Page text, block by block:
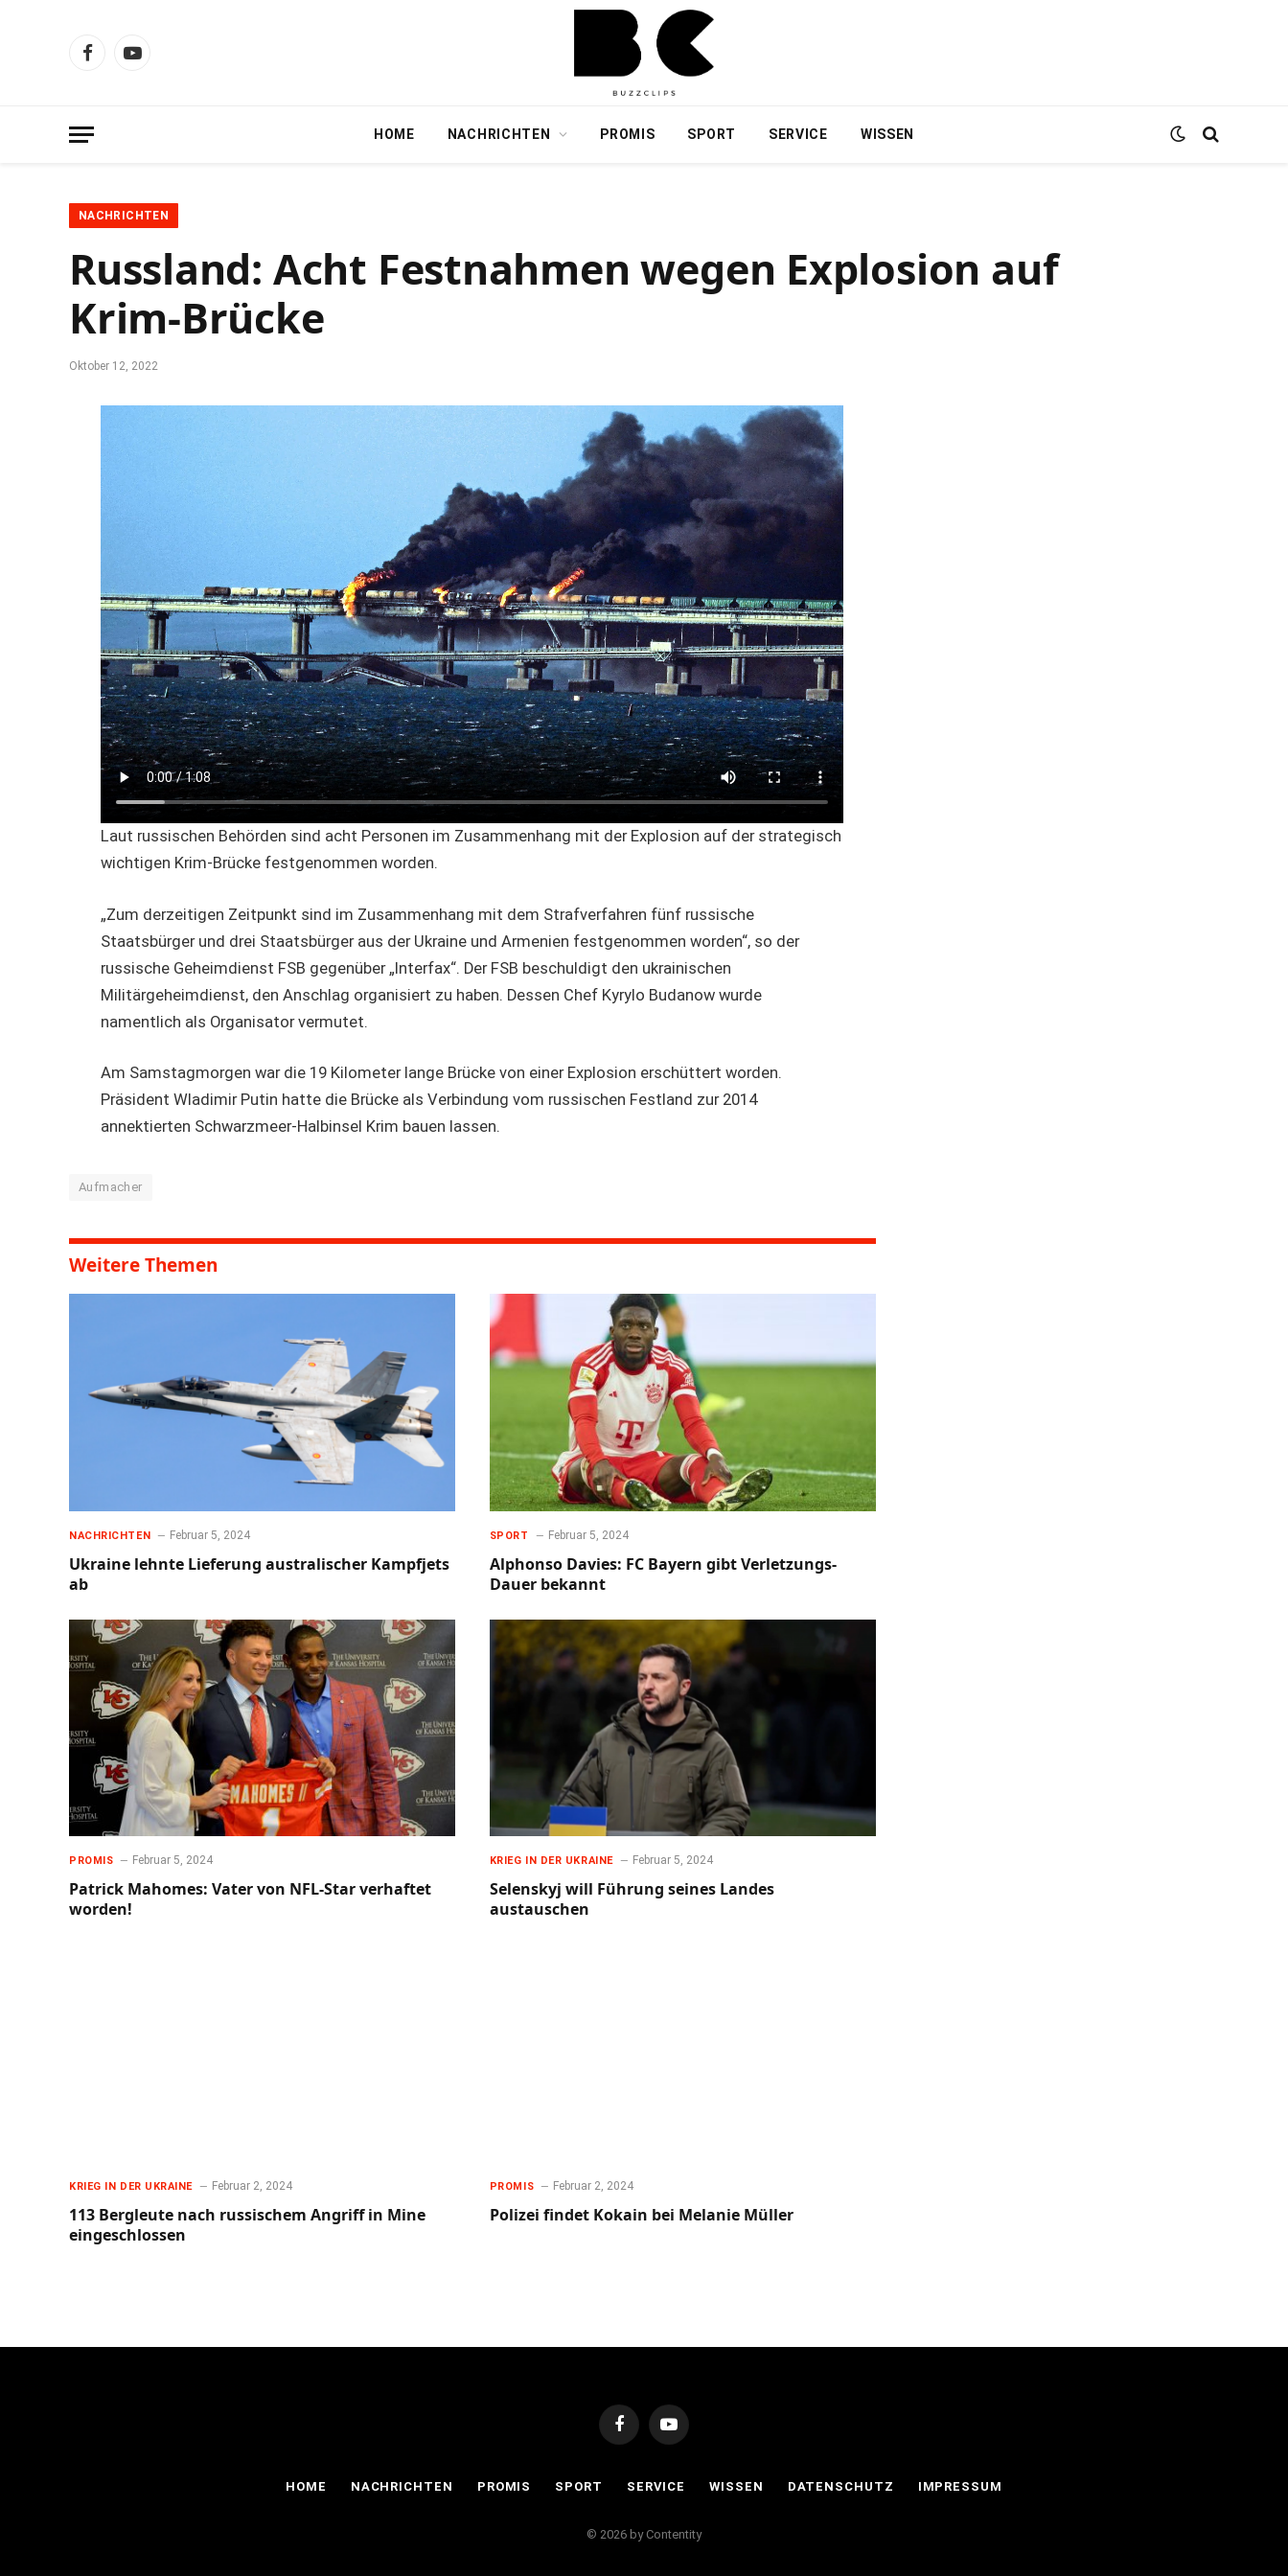
FacebookYouTube
HOME NACHRICHTEN PROMIS SPORT SERVICE WISSEN
NACHRICHTEN
Russland: Acht Festnahmen wegen Explosion auf
Krim-Brücke
Oktober 12, 2022
Laut russischen Behörden sind acht Personen im Zusammenhang mit der Explosion auf der strategisch
wichtigen Krim-Brücke festgenommen worden.
„Zum derzeitigen Zeitpunkt sind im Zusammenhang mit dem Strafverfahren fünf russische
Staatsbürger und drei Staatsbürger aus der Ukraine und Armenien festgenommen worden“, so der
russische Geheimdienst FSB gegenüber „Interfax“. Der FSB beschuldigt den ukrainischen
Militärgeheimdienst, den Anschlag organisiert zu haben. Dessen Chef Kyrylo Budanow wurde
namentlich als Organisator vermutet.
Am Samstagmorgen war die 19 Kilometer lange Brücke von einer Explosion erschüttert worden.
Präsident Wladimir Putin hatte die Brücke als Verbindung vom russischen Festland zur 2014
annektierten Schwarzmeer-Halbinsel Krim bauen lassen.
Aufmacher
Weitere Themen
NACHRICHTEN Februar 5, 2024
Ukraine lehnte Lieferung australischer Kampfjets
ab
SPORT Februar 5, 2024
Alphonso Davies: FC Bayern gibt Verletzungs-
Dauer bekannt
PROMIS Februar 5, 2024
Patrick Mahomes: Vater von NFL-Star verhaftet
worden!
KRIEG IN DER UKRAINE Februar 5, 2024
Selenskyj will Führung seines Landes
austauschen
KRIEG IN DER UKRAINE Februar 2, 2024
113 Bergleute nach russischem Angriff in Mine
eingeschlossen
PROMIS Februar 2, 2024
Polizei findet Kokain bei Melanie Müller
FacebookYouTube
HOME NACHRICHTEN PROMIS SPORT SERVICE WISSEN DATENSCHUTZ IMPRESSUM
© 2026 by Contentity